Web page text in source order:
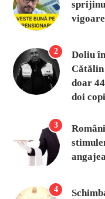
vigoare
2
Doliu
doar
doi
3
4